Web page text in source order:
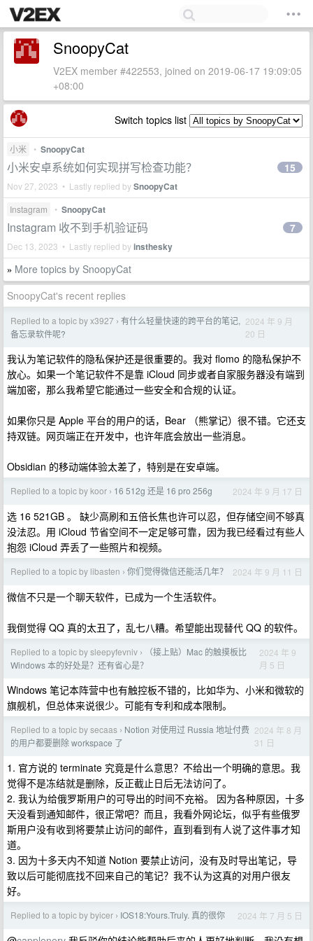
SnoopyCat
V2EX member #422553, joined on 2019-06-17 19:09:05
+08:00
Switch topics list
小米 • SnoopyCat
小米安卓系统如何实现拼写检查功能？
Nov 27, 2023 • Lastly replied bySnoopyCat
15
Instagram • SnoopyCat
Instagram 收不到手机验证码
Dec 13, 2023 • Lastly replied byinsthesky
7
» More topics by SnoopyCat
SnoopyCat's recent replies
Replied to a topic by x3927 › 有什么轻量快速的跨平台的笔记,
备忘录软件呢?
2024 年 9 月
20 日
我认为笔记软件的隐私保护还是很重要的。我对 flomo 的隐私保护不
放心。如果一个笔记软件不是靠 iCloud 同步或者自家服务器没有端到
端加密，那么我希望它能通过一些安全和合规的认证。
如果你只是 Apple 平台的用户的话，Bear （熊掌记）很不错。它还支
持双链。网页端正在开发中，也许年底会放出一些消息。
Obsidian 的移动端体验太差了，特别是在安卓端。
Replied to a topic by koor › 16 512g 还是 16 pro 256g 2024 年 9 月 17 日
选 16 521GB 。 缺少高刷和五倍长焦也许可以忍，但存储空间不够真
没法忍。用 iCloud 节省空间不一定足够可靠，因为我已经看过有些人
抱怨 iCloud 弄丢了一些照片和视频。
Replied to a topic by libasten › 你们觉得微信还能活几年？ 2024 年 9 月 11 日
微信不只是一个聊天软件，已成为一个生活软件。
我倒觉得 QQ 真的太丑了，乱七八糟。希望能出现替代 QQ 的软件。
Replied to a topic by sleepyfevniv ›
（接上贴）Mac 的触摸板比
Windows 本的好处是？还有省心是？
2024 年 9
月 5 日
Windows 笔记本阵营中也有触控板不错的，比如华为、小米和微软的
旗舰机，但总体来说很少。可能有专利和成本限制。
Replied to a topic by secaas › Notion 对使用过 Russia 地址付费
的用户都要删除 workspace 了
2024 年 8 月
31 日
1. 官方说的 terminate 究竟是什么意思？不给出一个明确的意思。我
觉得不是冻结就是删除，反正截止日后无法访问了。
2. 我认为给俄罗斯用户的可导出的时间不充裕。 因为各种原因，十多
天没看到通知邮件，很正常吧？而且，我看外网论坛，似乎有些俄罗
斯用户没有收到将要禁止访问的邮件，直到看到有人说了这件事才知
道。
3. 因为十多天内不知道 Notion 要禁止访问，没有及时导出笔记，导
致以后可能彻底找不回来自己的笔记？我不认为这真的对用户很友
好。
Replied to a topic by byicer › IOS18:Yours.Truly. 真的很你 2024 年 7 月 5 日